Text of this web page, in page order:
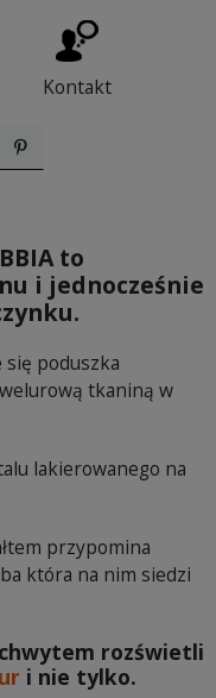
Kontakt
Pinterest
to
i jednocześnie
poduszka
tkaniną w
lakierowanego na
przypomina
która na nim siedzi
rozświetli
i nie tylko.